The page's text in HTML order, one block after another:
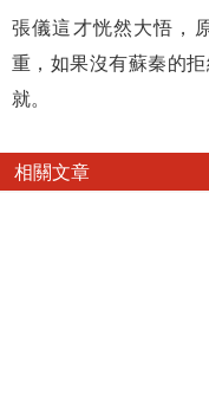
張儀這才恍然大悟，
重，如果沒有蘇秦的
就。
相關文章